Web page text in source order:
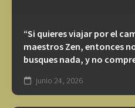
“Si quieres viajar por el
maestros Zen, entonces
busques nada, y no
junio 24, 2026